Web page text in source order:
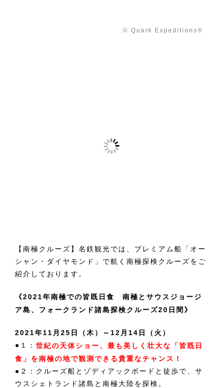
© Quark Expeditions®
【南極クルーズ】名鉄観光では、プレミアム船「オー
シャン・ダイヤモンド」で航く南極探検クルーズをご
紹介しております。
《2021年南極での皆既日食 南極とサウスジョージ
ア島、フォークランド諸島探検クルーズ20日間》
2021年11月25日（木）～12月14日（火）
●１： 世紀の天体ショー、最も美しく壮大な「皆既日
食」を南極の地で観測できる貴重なチャンス！
●２：クルーズ船とゾディアックボードと徒歩で、サ
ウスシェトランド諸島と南極大陸を探検。